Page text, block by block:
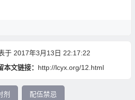
于 2017年3月13日 22:17:22
文链接： http://lcyx.org/12.html
剂 配伍禁忌